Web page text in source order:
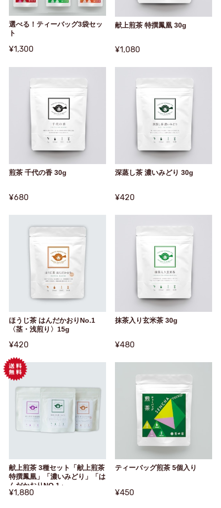
選べる！ティーバッグ3袋セッ
ト
¥1,300
献上煎茶 特撰鳳凰 30g
¥1,080
煎茶 千代の香 30g
¥680
深蒸し茶 濃いみどり 30g
¥420
ほうじ茶 はんだかおりNo.1
〈茎・浅煎り〉15g
¥420
抹茶入り玄米茶 30g
¥480
献上煎茶 3種セット「献上煎茶
特撰鳳凰」「濃いみどり」「は
んだかおりNO.1」
¥1,880
ティーバッグ煎茶 5個入り
¥450